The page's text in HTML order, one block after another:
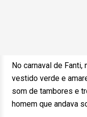
No carnaval de Fanti,
vestido verde e
som de tambores e
homem que andava